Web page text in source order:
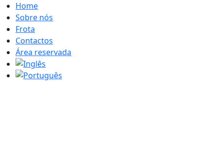
Home
Sobre nós
Frota
Contactos
Área reservada